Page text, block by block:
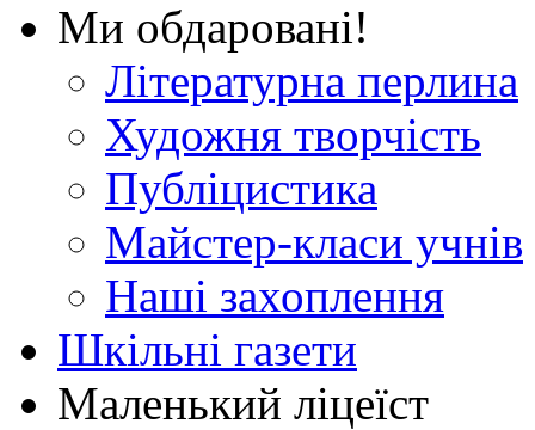
Ми обдаровані!
Літературна перлина
Художня творчість
Публіцистика
Майстер-класи учнів
Наші захоплення
Шкільні газети
Маленький ліцеїст